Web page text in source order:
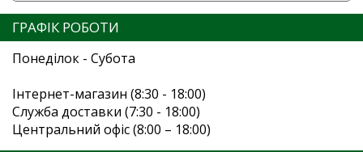
ГРАФІК РОБОТИ
Понеділок - Субота
Інтернет-магазин (8:30 - 18:00)
Служба доставки (7:30 - 18:00)
Центральний офіс (8:00 – 18:00)